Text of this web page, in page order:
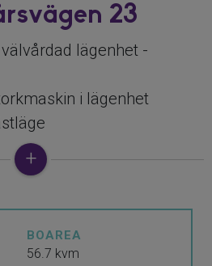
23
lägenhet -
i lägenhet
som kan användas
bostad. För mer
BOAREA
56.7 kvm